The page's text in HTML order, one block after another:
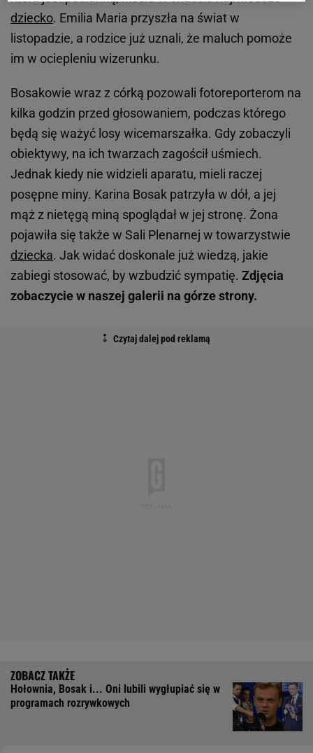
dziecko. Emilia Maria przyszła na świat w
listopadzie, a rodzice już uznali, że maluch pomoże
im w ociepleniu wizerunku.
Bosakowie wraz z córką pozowali fotoreporterom na
kilka godzin przed głosowaniem, podczas którego
będą się ważyć losy wicemarszałka. Gdy zobaczyli
obiektywy, na ich twarzach zagościł uśmiech.
Jednak kiedy nie widzieli aparatu, mieli raczej
posępne miny. Karina Bosak patrzyła w dół, a jej
mąż z nietęgą miną spoglądał w jej stronę. Żona
pojawiła się także w Sali Plenarnej w towarzystwie
dziecka. Jak widać doskonale już wiedzą, jakie
zabiegi stosować, by wzbudzić sympatię. Zdjęcia
zobaczycie w naszej galerii na górze strony.
Hołownia, Bosak i... Oni lubili wygłupiać się w
programach rozrywkowych